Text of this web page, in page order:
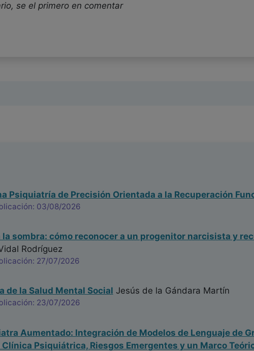
se el primero en comentar
Psiquiatría de Precisión Orientada a la Recuperación
03/08/2026
la sombra: cómo reconocer a un progenitor narcisista y
Rodríguez
27/07/2026
de la Salud Mental Social Jesús de la Gándara Martín
23/07/2026
Aumentado: Integración de Modelos de Lenguaje de
Psiquiátrica, Riesgos Emergentes y un Marco